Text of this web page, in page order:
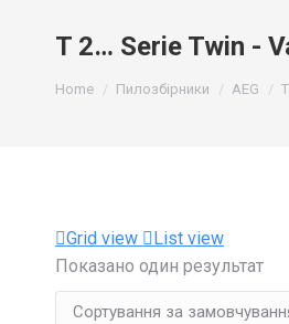
T 2… Serie Twin -
Home Пилозбірники AEG
Grid view
List view
Показано один результат